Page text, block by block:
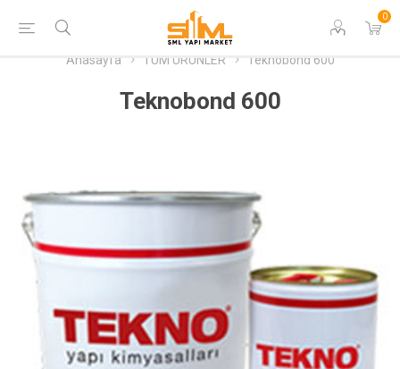
0
Anasayfa TÜM ÜRÜNLER Teknobond 600
Teknobond 600